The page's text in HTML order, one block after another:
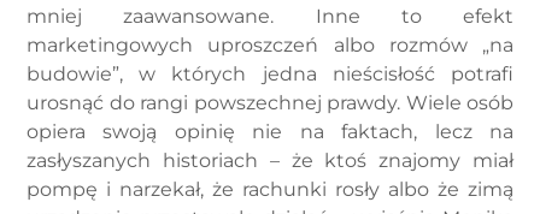
mniej zaawansowane. Inne to efekt
marketingowych uproszczeń albo rozmów „na
budowie”, w których jedna nieścisłość potrafi
urosnąć do rangi powszechnej prawdy. Wiele osób
opiera swoją opinię nie na faktach, lecz na
zasłyszanych historiach – że ktoś znajomy miał
pompę i narzekał, że rachunki rosły albo że zimą